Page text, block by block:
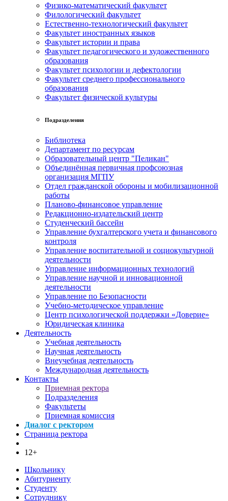
Физико-математический факультет
Филологический факультет
Естественно-технологический факультет
Факультет иностранных языков
Факультет истории и права
Факультет педагогического и художественного
образования
Факультет психологии и дефектологии
Факультет среднего профессионального
образования
Факультет физической культуры
Подразделения
Библиотека
Департамент по ресурсам
Образовательный центр "Пеликан"
Объединённая первичная профсоюзная
организация МГПУ
Отдел гражданской обороны и мобилизационной
работы
Планово-финансовое управление
Редакционно-издательский центр
Студенческий бассейн
Управление бухгалтерского учета и финансового
контроля
Управление воспитательной и социокультурной
деятельности
Управление информационных технологий
Управление научной и инновационной
деятельности
Управление по Безопасности
Учебно-методическое управление
Центр психологической поддержки «Доверие»
Юридическая клиника
Деятельность
Учебная деятельность
Научная деятельность
Внеучебная деятельность
Международная деятельность
Контакты
Приемная ректора
Подразделения
Факультеты
Приемная комиссия
Диалог с ректором
Страница ректора
12+
Школьнику
Абитуриенту
Студенту
Сотруднику